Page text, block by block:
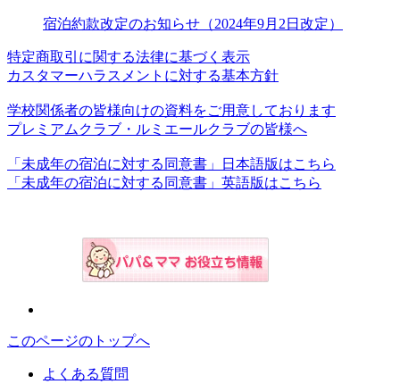
宿泊約款改定のお知らせ（2024年9月2日改定）
特定商取引に関する法律に基づく表示
カスタマーハラスメントに対する基本方針
学校関係者の皆様向けの資料をご用意しております
プレミアムクラブ・ルミエールクラブの皆様へ
「未成年の宿泊に対する同意書」日本語版はこちら
「未成年の宿泊に対する同意書」英語版はこちら
このページのトップへ
よくある質問